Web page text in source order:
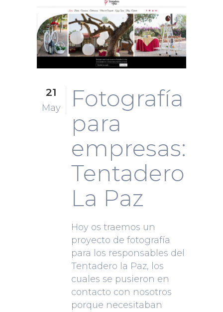
21
May
Fotografía
para
empresas:
Tentadero
La Paz
Hoy os traemos un
proyecto de fotografía
para los responsables del
Tentadero la Paz, los
cuales se pusieron en
contacto con nosotros
porque necesitaban